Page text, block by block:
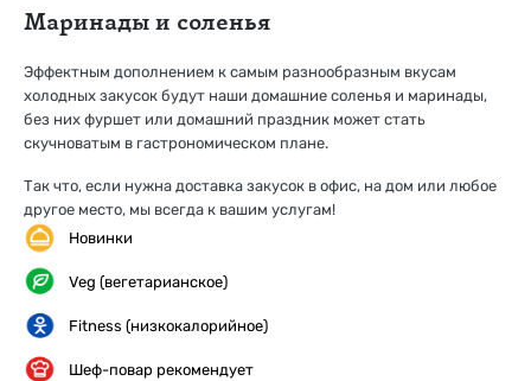
Маринады и соленья
Эффектным дополнением к самым разнообразным вкусам
холодных закусок будут наши домашние соленья и маринады,
без них фуршет или домашний праздник может стать
скучноватым в гастрономическом плане.
Так что, если нужна доставка закусок в офис, на дом или любое
другое место, мы всегда к вашим услугам!
Новинки
Veg (вегетарианское)
Fitness (низкокалорийное)
Шеф-повар рекомендует